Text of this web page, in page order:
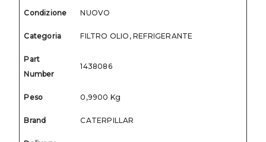
Condizione NUOVO
Categoria FILTRO OLIO, REFRIGERANTE
Part
Number
1438086
Peso 0,9900 Kg
Brand CATERPILLAR